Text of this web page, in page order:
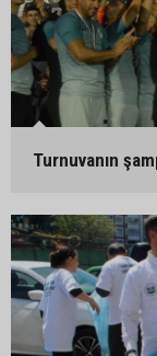
Turnuvanın